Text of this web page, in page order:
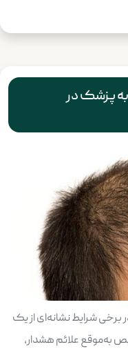
به پزشک در
شرایط نشانه‌ای از یک
علائم هشدار،